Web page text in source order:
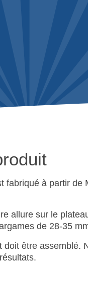
fabriqué à partir de
allure sur le
de 28-35
doit être assemblé.